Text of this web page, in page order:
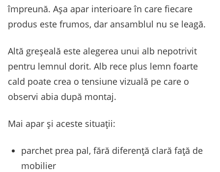
împreună. Așa apar interioare în care fiecare
produs este frumos, dar ansamblul nu se leagă.
Altă greșeală este alegerea unui alb nepotrivit
pentru lemnul dorit. Alb rece plus lemn foarte
cald poate crea o tensiune vizuală pe care o
observi abia după montaj.
Mai apar și aceste situații:
parchet prea pal, fără diferență clară față de
mobilier